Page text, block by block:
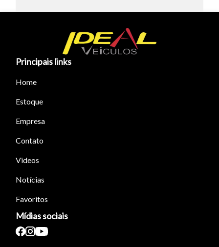
Principais links
Home
Estoque
Empresa
Contato
Videos
Notícias
Favoritos
Mídias sociais